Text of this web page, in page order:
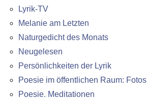
Lyrik-TV
Melanie am Letzten
Naturgedicht des Monats
Neugelesen
Persönlichkeiten der Lyrik
Poesie im öffentlichen Raum: Fotos
Poesie. Meditationen